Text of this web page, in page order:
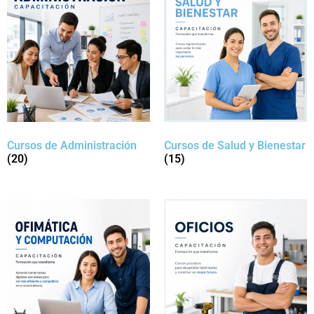
Cursos de Administración
(20)
Cursos de Salud y Bienestar
(15)